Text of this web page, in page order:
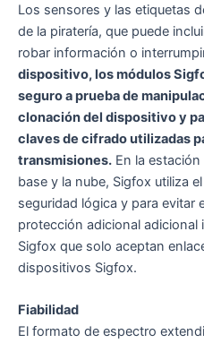
Los sensores y las etiquetas
de la piratería, que puede
robar información o
dispositivo, los módulos
seguro a prueba de
clonación del dispositivo y
claves de cifrado utilizadas
transmisiones. En la
base y la nube, Sigfox utiliza
seguridad lógica y para evitar
protección adicional adicional
Sigfox que solo aceptan
dispositivos Sigfox.
Fiabilidad
El formato de espectro